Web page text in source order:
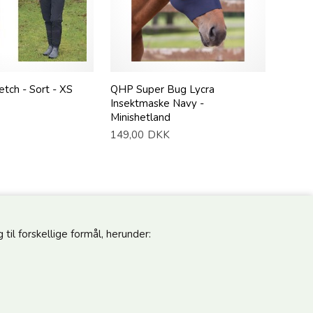
til forskellige formål, herunder:
- Sort - XS
QHP Super Bug Lycra
Insektmaske Navy -
Minishetland
149,00 DKK